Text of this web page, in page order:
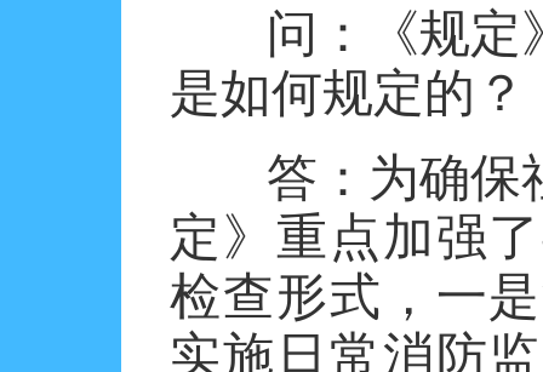
问：《规定
是如何规定的？
答： 为确保
定》重点加强了
检查形式， 一是
实施日常消防